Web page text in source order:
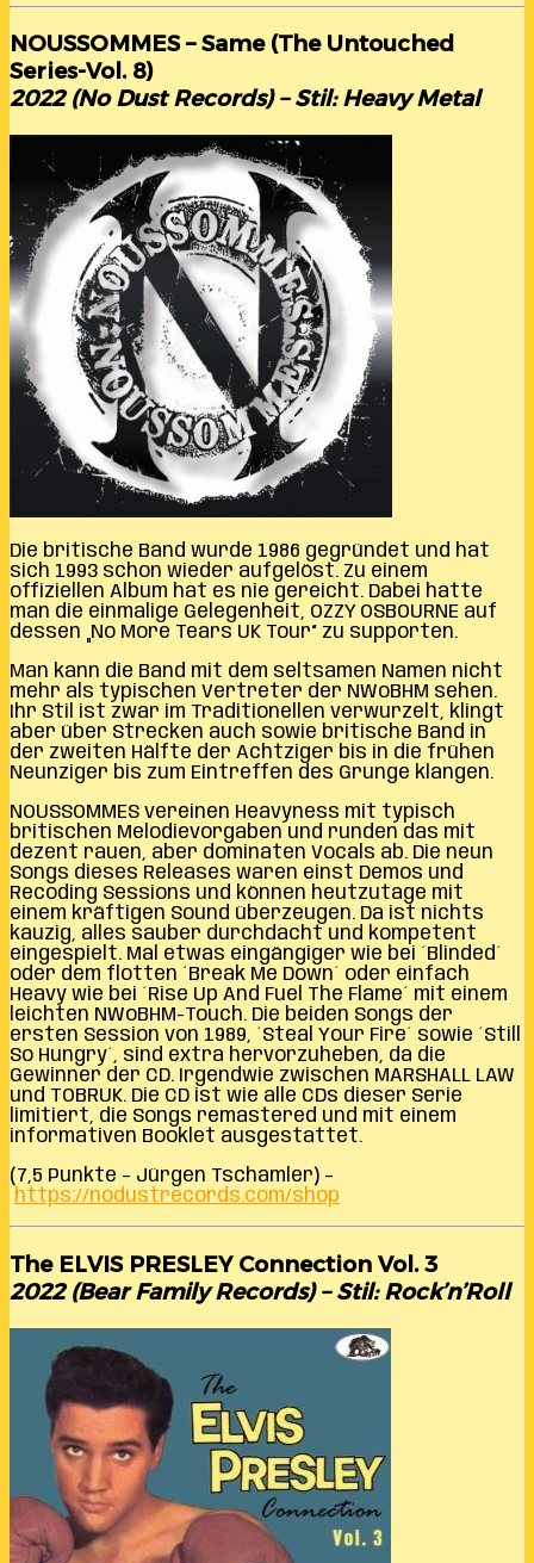
NOUSSOMMES – Same (The Untouched
Series-Vol. 8)
2022 (No Dust Records) – Stil: Heavy Metal
Die britische Band wurde 1986 gegründet und hat
sich 1993 schon wieder aufgelöst. Zu einem
offiziellen Album hat es nie gereicht. Dabei hatte
man die einmalige Gelegenheit, OZZY OSBOURNE auf
dessen „No More Tears UK Tour“ zu supporten.
Man kann die Band mit dem seltsamen Namen nicht
mehr als typischen Vertreter der NWoBHM sehen.
Ihr Stil ist zwar im Traditionellen verwurzelt, klingt
aber über Strecken auch sowie britische Band in
der zweiten Hälfte der Achtziger bis in die frühen
Neunziger bis zum Eintreffen des Grunge klangen.
NOUSSOMMES vereinen Heavyness mit typisch
britischen Melodievorgaben und runden das mit
dezent rauen, aber dominaten Vocals ab. Die neun
Songs dieses Releases waren einst Demos und
Recoding Sessions und können heutzutage mit
einem kräftigen Sound überzeugen. Da ist nichts
kauzig, alles sauber durchdacht und kompetent
eingespielt. Mal etwas eingängiger wie bei ´Blinded´
oder dem flotten ´Break Me Down´ oder einfach
Heavy wie bei ´Rise Up And Fuel The Flame´ mit einem
leichten NWoBHM-Touch. Die beiden Songs der
ersten Session von 1989, ´Steal Your Fire´ sowie ´Still
So Hungry´, sind extra hervorzuheben, da die
Gewinner der CD. Irgendwie zwischen MARSHALL LAW
und TOBRUK. Die CD ist wie alle CDs dieser Serie
limitiert, die Songs remastered und mit einem
informativen Booklet ausgestattet.
(7,5 Punkte – Jürgen Tschamler) –
https://nodustrecords.com/shop
The ELVIS PRESLEY Connection Vol. 3
2022 (Bear Family Records) – Stil: Rock’n’Roll